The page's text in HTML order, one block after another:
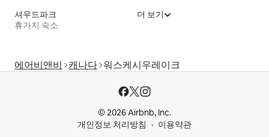
셔우드파크
휴가지 숙소
더 보기
에어비앤비 캐나다 워스케시우레이크
© 2026 Airbnb, Inc.
개인정보 처리방침
이용약관